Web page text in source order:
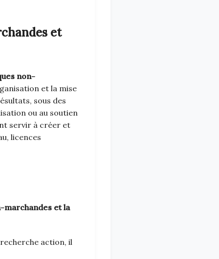
et
non-
et la mise
sous des
ou au soutien
servir à créer et
licences
marchandes et la
action, il